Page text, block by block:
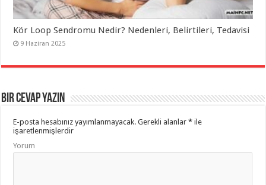
Kör Loop Sendromu Nedir? Nedenleri, Belirtileri, Tedavisi
9 Haziran 2025
Bir Cevap Yazın
E-posta hesabınız yayımlanmayacak. Gerekli alanlar* ile
işaretlenmişlerdir
Yorum